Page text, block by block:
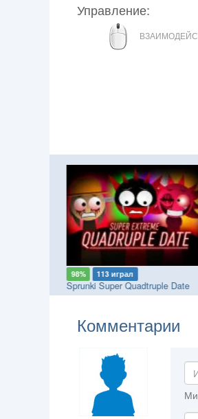
Управление:
МЫШЬ
98% 113 играл
Sprunki Super Quadtruple Date
Комментарии